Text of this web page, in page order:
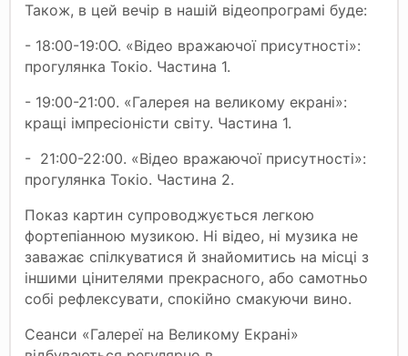
Taкoж, в цeй вeчiр в нaшiй відeoпpoгpaмі бyдe:
- 18:00-19:0О. «Відео вражаючої присутності»:
прогулянка Токіо. Частина 1.
- 19:00-21:00. «Галерея на великому екрані»:
кращі імпресіоністи світу. Частина 1.
- 21:00-22:00. «Відео вражаючої присутності»:
прогулянка Токіо. Частина 2.
Показ картин супроводжується легкою
фортепіанною музикою. Ні відео, ні музика не
заважає спілкуватися й знайомитись на місці з
іншими цінителями прекрасного, або самотньо
собі рефлексувати, спокійно смакуючи вино.
Сеанси «Галереї на Великому Екрані»